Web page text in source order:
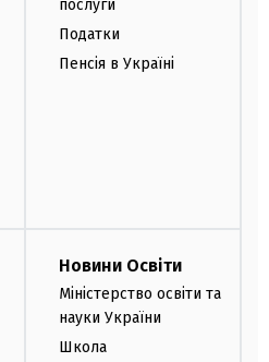
послуги
Податки
Пенсія в Україні
Новини Освіти
Міністерство освіти та
науки України
Школа